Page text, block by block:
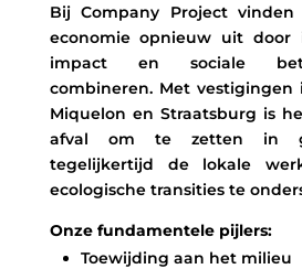
Bij Company Project
economie opnieuw uit door
impact en sociale
combineren. Met vestigingen
Miquelon en Straatsburg is
afval om te zetten in
tegelijkertijd de lokale
ecologische transities te
Onze fundamentele pijlers:
Toewijding aan het milieu